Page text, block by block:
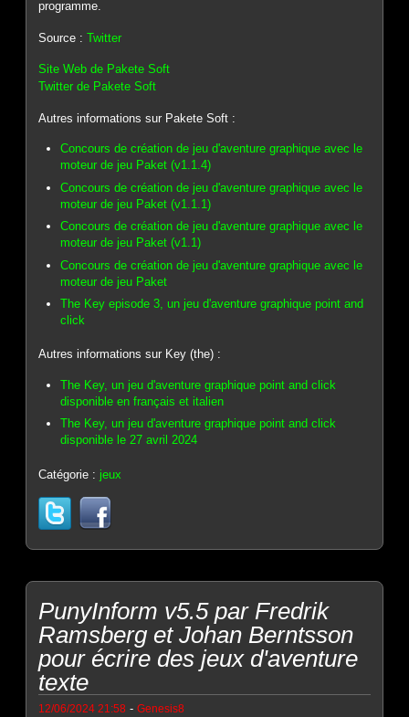
programme.
Source :Twitter
Site Web de Pakete Soft
Twitter de Pakete Soft
Autres informations sur Pakete Soft :
Concours de création de jeu d'aventure graphique avec le
moteur de jeu Paket (v1.1.4)
Concours de création de jeu d'aventure graphique avec le
moteur de jeu Paket (v1.1.1)
Concours de création de jeu d'aventure graphique avec le
moteur de jeu Paket (v1.1)
Concours de création de jeu d'aventure graphique avec le
moteur de jeu Paket
The Key episode 3, un jeu d'aventure graphique point and
click
Autres informations sur Key (the) :
The Key, un jeu d'aventure graphique point and click
disponible en français et italien
The Key, un jeu d'aventure graphique point and click
disponible le 27 avril 2024
Catégorie :jeux
PunyInform v5.5 par Fredrik
Ramsberg et Johan Berntsson
pour écrire des jeux d'aventure
texte
12/06/2024 21:58 -Genesis8